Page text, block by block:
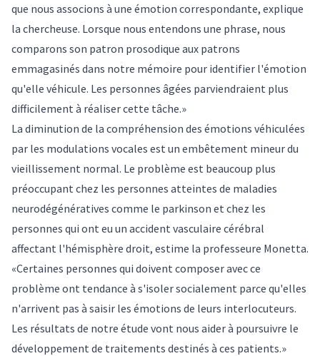
que nous associons à une émotion correspondante, explique
la chercheuse. Lorsque nous entendons une phrase, nous
comparons son patron prosodique aux patrons
emmagasinés dans notre mémoire pour identifier l'émotion
qu'elle véhicule. Les personnes âgées parviendraient plus
difficilement à réaliser cette tâche.»
La diminution de la compréhension des émotions véhiculées
par les modulations vocales est un embêtement mineur du
vieillissement normal. Le problème est beaucoup plus
préoccupant chez les personnes atteintes de maladies
neurodégénératives comme le parkinson et chez les
personnes qui ont eu un accident vasculaire cérébral
affectant l'hémisphère droit, estime la professeure Monetta.
«Certaines personnes qui doivent composer avec ce
problème ont tendance à s'isoler socialement parce qu'elles
n'arrivent pas à saisir les émotions de leurs interlocuteurs.
Les résultats de notre étude vont nous aider à poursuivre le
développement de traitements destinés à ces patients.»